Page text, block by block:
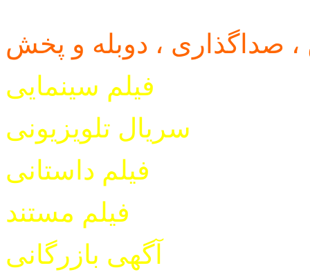
فیلم سینمایی
سریال تلویزیونی
فیلم داستانی
فیلم مستند
آگهی بازرگانی